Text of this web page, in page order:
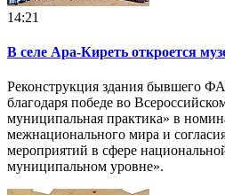
14:21
В селе Ара-Киреть откроется
Реконструкция здания бывшего
благодаря победе во
муниципальная практика» в
межнационального мира и
мероприятий в сфере
муниципальном уровне».